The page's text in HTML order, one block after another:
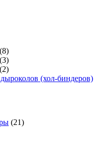
(8)
(3)
(2)
(хол-биндеров)
(21)